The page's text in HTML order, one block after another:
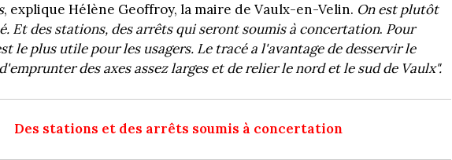
, explique Hélène Geoffroy, la maire de Vaulx-en-Velin. On est plutôt
Et des stations, des arrêts qui seront soumis à concertation. Pour
le plus utile pour les usagers. Le tracé a l'avantage de desservir le
des axes assez larges et de relier le nord et le sud de Vaulx".
Des stations et des arrêts soumis à concertation